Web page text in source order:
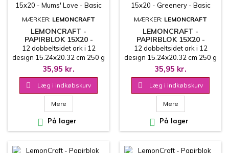
MÆRKER: LEMONCRAFT
LEMONCRAFT -
PAPIRBLOK 15X20 -
MUMS' LOVE - BASIC
12 dobbeltsidet ark i 12
design 15.24x20.32 cm 250 g
35,95 kr.
 Læg i indkøbskurv
Mere
 På lager
MÆRKER: LEMONCRAFT
LEMONCRAFT -
PAPIRBLOK 15X20 -
GREENERY - BASIC
12 dobbeltsidet ark i 12
design 15.24x20.32 cm 250 g
35,95 kr.
 Læg i indkøbskurv
Mere
 På lager